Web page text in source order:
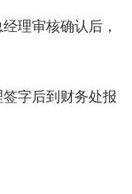
理审核确认后，
字后到财务处报